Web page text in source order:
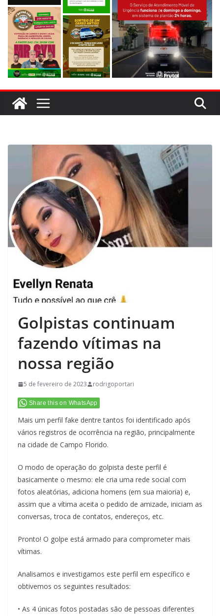
Golpistas continuam
fazendo vítimas na
nossa região
5 de fevereiro de 2023 rodrigoportari
Share this on WhatsApp
Mais um perfil fake dentre tantos foi identificado após
vários registros de ocorrência na região, principalmente
na cidade de Campo Florido.
O modo de operação do golpista deste perfil é
basicamente o mesmo: ele cria uma rede social com
fotos aleatórias, adiciona homens (em sua maioria) e,
assim que a vítima aceita o pedido de amizade, iniciam as
conversas, troca de contatos, endereços, etc.
Pronto! O golpe está armado para comprometer mais
vítimas.
Analisamos e investigamos este perfil em específico e
obtivemos os seguintes resultados:
• As 4 únicas fotos postadas são de pessoas diferentes